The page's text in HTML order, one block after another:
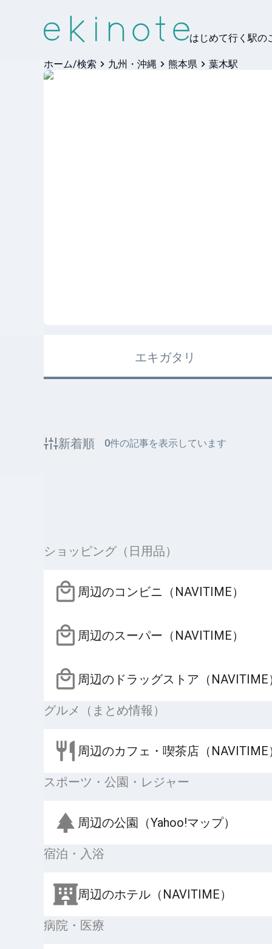
はじめて行く駅の
ホーム/検索 九州・沖縄 熊本県 葉木駅
エキガタリ
新着順 0件の記事を表示しています
ショッピング（日用品）
周辺のコンビニ（NAVITIME）
周辺のスーパー（NAVITIME）
周辺のドラッグストア（NAVITIME
グルメ（まとめ情報）
周辺のカフェ・喫茶店（NAVITIME
スポーツ・公園・レジャー
周辺の公園（Yahoo!マップ）
宿泊・入浴
周辺のホテル（NAVITIME）
病院・医療